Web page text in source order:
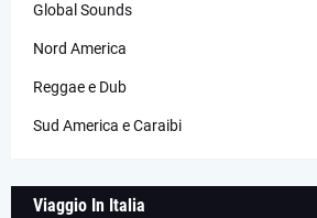
Global Sounds
Nord America
Reggae e Dub
Sud America e Caraibi
Viaggio In Italia